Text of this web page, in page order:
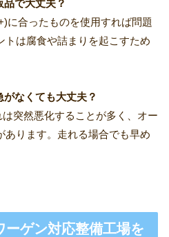
で大丈夫？
に合ったものを使用すれば問題
トは腐食や詰まりを起こすため
なくても大丈夫？
突然悪化することが多く、オー
あります。走れる場合でも早め
ーゲン対応整備工場を